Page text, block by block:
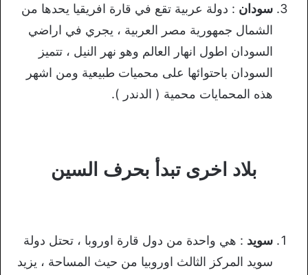
سودان : دولة عربية تقع في قارة افريقيا يحدها من
الشمال جمهورية مصر العربية ، يجري في اراضي
السودان اطول انهار العالم وهو نهر النيل ، تتميز
السودان باحتوائها على محميات طبيعية ومن اشهر
هذه المحمايات محمية ( الدندر ).
بلاد اخرى تبدأ بحرف السين
سويد : هي واحدة من دول قارة اوروبا ، تحتل دولة
سويد المركز الثالث اوروبيا من حيث المساحة ، يزيد